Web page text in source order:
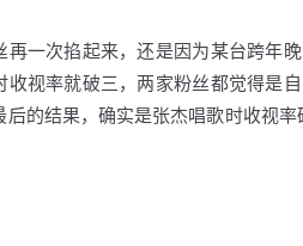
再一次掐起来，还是因为某台跨年
收视率就破三，两家粉丝都觉得是
后的结果，确实是张杰唱歌时收视